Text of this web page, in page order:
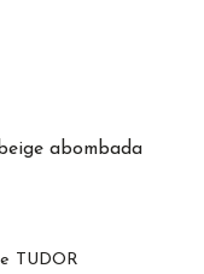
abombada
TUDOR